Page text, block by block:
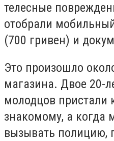
телесные
отобрали
(700 гривен) и
Это произошло
магазина. Двое 20-
молодцов пристали
знакомому, а когда
вызывать полицию,